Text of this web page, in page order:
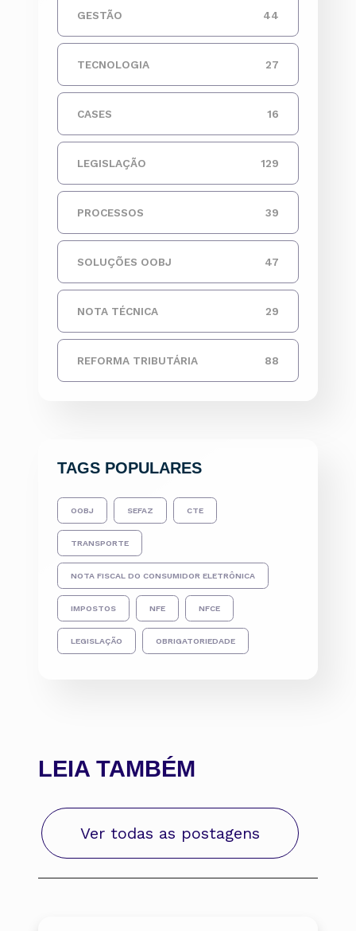
GESTÃO 44
TECNOLOGIA 27
CASES 16
LEGISLAÇÃO 129
PROCESSOS 39
SOLUÇÕES OOBJ 47
NOTA TÉCNICA 29
REFORMA TRIBUTÁRIA 88
TAGS POPULARES
OOBJ SEFAZ CTE
TRANSPORTE
NOTA FISCAL DO CONSUMIDOR ELETRÔNICA
IMPOSTOS NFE NFCE
LEGISLAÇÃO OBRIGATORIEDADE
LEIA TAMBÉM
Ver todas as postagens